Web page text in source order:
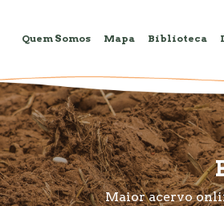
Quem Somos Mapa Biblioteca
Maior acervo